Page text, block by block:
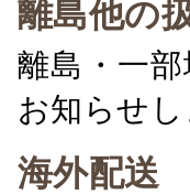
離島他の
離島・一
お知らせし
海外配送